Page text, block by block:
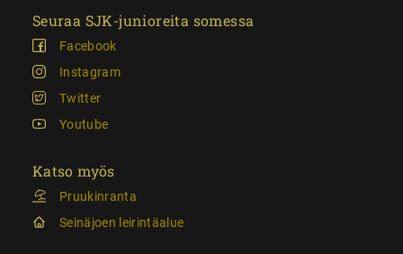
Seuraa SJK-junioreita somessa
Facebook
Instagram
Twitter
Youtube
Katso myös
Pruukinranta
Seinäjoen leirintäalue